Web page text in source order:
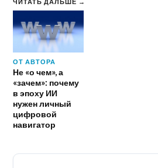
ОТ АВТОРА
Не «о чем», а
«зачем»: почему
в эпоху ИИ
нужен личный
цифровой
навигатор